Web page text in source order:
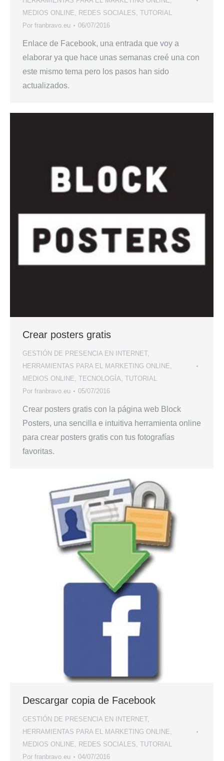
MEDIOS ONLINE, REDES SOCIALES, TUTORIAL
Por franbravo.eu 06/07/2016
Enlace de Facebook, una entrada que voy a
elaborar ya que hace unas semanas creé una con
este mismo tema pero los pasos han sido
actualizados.
Crear posters gratis
GESTIÓN DE PRESENCIA EN INTERNET,
HERRAMIENTAS PARA EL MARKETING ONLINE,
MEDIOS ONLINE, TECNOLOGÍA, TUTORIAL
Por franbravo.eu 05/07/2016
Crear posters gratis con la página web Block
Posters, una sencilla e intuitiva herramienta online
para crear posters gratis con tus fotografías
favoritas.
Descargar copia de Facebook
GESTIÓN DE PRESENCIA EN INTERNET,
HERRAMIENTAS PARA EL MARKETING ONLINE,
MEDIOS ONLINE, REDES SOCIALES, TUTORIAL
Por franbravo.eu 04/07/2016